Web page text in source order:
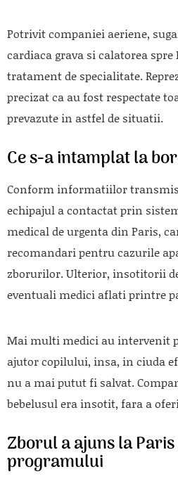
Potrivit companiei aeriene,
cardiaca grava si calatorea
tratament de specialitate.
precizat ca au fost respectate
prevazute in astfel de situatii.
Ce s-a intamplat la
Conform informatiilor
echipajul a contactat prin
medical de urgenta din Paris,
recomandari pentru cazurile
zborurilor. Ulterior, insotitorii
eventuali medici aflati printre
Mai multi medici au intervenit
ajutor copilului, insa, in ciuda
nu a mai putut fi salvat.
bebelusul era insotit, fara a
Zborul a ajuns la
programului